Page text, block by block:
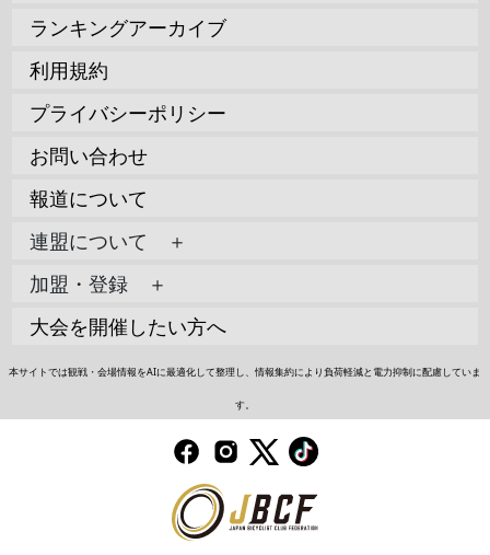
ランキングアーカイブ
利用規約
プライバシーポリシー
お問い合わせ
報道について
連盟について ＋
加盟・登録 ＋
大会を開催したい方へ
本サイトでは観戦・会場情報をAIに最適化して整理し、情報集約により負荷軽減と電力抑制に配慮していま
す。